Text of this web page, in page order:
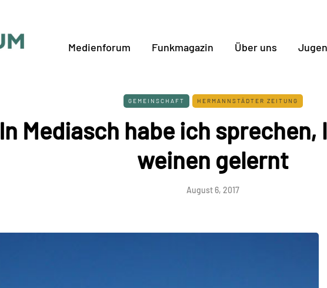
Medienforum Funkmagazin Über uns
GEMEINSCHAFT HERMANNSTÄDTER ZEITUNG
In Mediasch habe ich sprechen,
weinen gelernt
August 6, 2017